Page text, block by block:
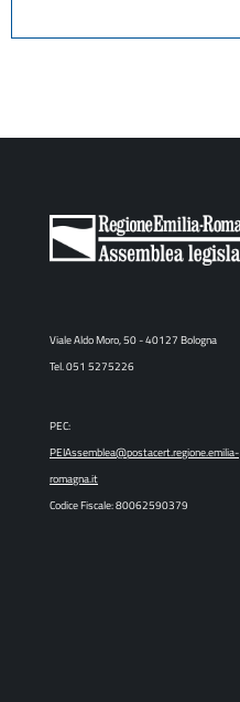
Viale Aldo Moro, 50 - 40127 Bologna
Tel. 051 5275226
PEC:
PEIAssemblea@postacert.regione.emilia-
romagna.it
Codice Fiscale: 80062590379